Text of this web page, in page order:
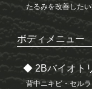
たるみを改善した
ボディメニュー
◆ 2Bバイオト
背中ニキビ・セル